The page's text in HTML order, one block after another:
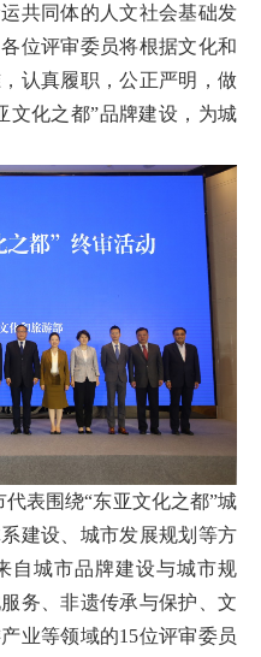
共同体的人文社会基础发
位评审委员将根据文化和
认真履职，公正严明，做
文化之都”品牌建设，为城
表围绕“东亚文化之都”城
建设、城市发展规划等方
自城市品牌建设与城市规
务、非遗传承与保护、文
业等领域的15位评审委员